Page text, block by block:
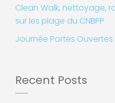
Clean Walk, nettoyage,
sur les plage du CNBPP
Journée Portes
Recent Posts